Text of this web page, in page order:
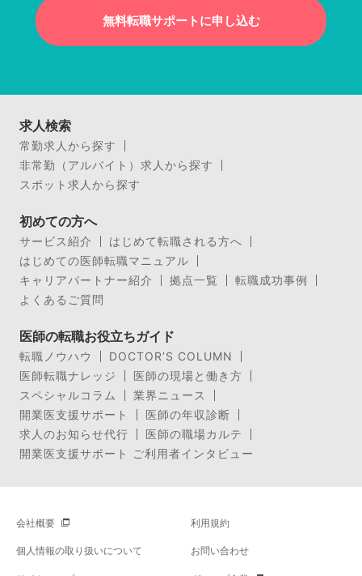
無料転職サポートに申し込む
求人検索
常勤求人から探す
非常勤（アルバイト）求人から探す
スポット求人から探す
初めての方へ
サービス紹介
はじめて転職される方へ
はじめての医師転職マニュアル
キャリアパートナー紹介
拠点一覧
転職成功事例
よくあるご質問
医師の転職お役立ちガイド
転職ノウハウ
DOCTOR’S COLUMN
医師転職ナレッジ
医師の現場と働き方
スペシャルコラム
業界ニュース
開業医支援サポート
医師の年収診断
求人のお知らせ代行
医師の職場カルテ
開業医支援サポート ご利用者インタビュー
会社概要 利用規約
個人情報の取り扱いについて お問い合わせ